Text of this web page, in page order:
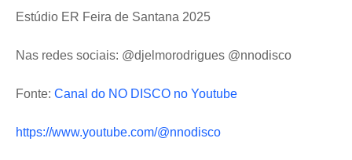
Estúdio ER Feira de Santana 2025
Nas redes sociais: @djelmorodrigues @nnodisco
Fonte: Canal do NO DISCO no Youtube
https://www.youtube.com/@nnodisco